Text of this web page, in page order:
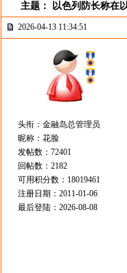
主题： 以色列防长称在
2026-04-13 11:34:51
头衔：金融岛总管理员
昵称：花脸
发帖数：72401
回帖数：2182
可用积分数：18019461
注册日期：2011-01-06
最后登陆：2026-08-08